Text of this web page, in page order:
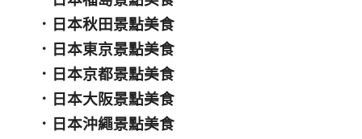
． 日本秋田景點美食
． 日本東京景點美食
． 日本京都景點美食
． 日本大阪景點美食
． 日本沖繩景點美食